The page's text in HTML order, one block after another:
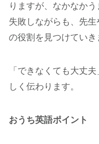
りますが、なかなかう
失敗しながらも、先
の役割を見つけていき
「できなくても大丈
しく伝わります。
おうち英語ポイント